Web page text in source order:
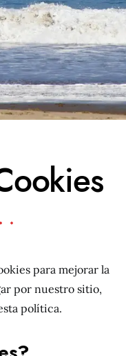
para mejorar la
por nuestro sitio,
política.